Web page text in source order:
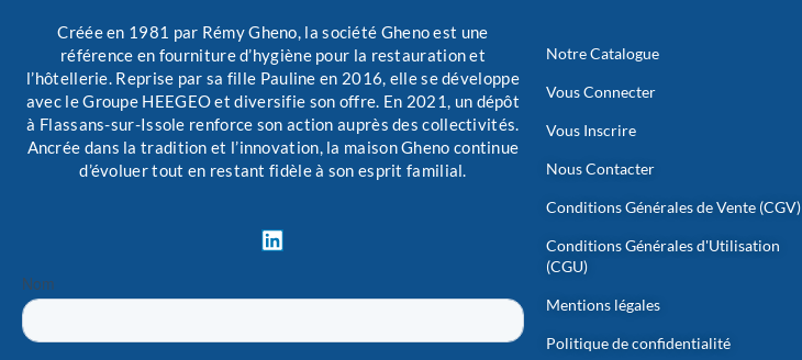
Créée en 1981 par Rémy Gheno, la société Gheno est une
référence en fourniture d’hygiène pour la restauration et
l’hôtellerie. Reprise par sa fille Pauline en 2016, elle se développe
avec le Groupe HEEGEO et diversifie son offre. En 2021, un dépôt
à Flassans-sur-Issole renforce son action auprès des collectivités.
Ancrée dans la tradition et l’innovation, la maison Gheno continue
d’évoluer tout en restant fidèle à son esprit familial.
L
i
k
d
Notre Catalogue
Vous Connecter
Vous Inscrire
Nous Contacter
Conditions Générales de Vente (CGV)
Conditions Générales d'Utilisation
(CGU)
Mentions légales
Politique de confidentialité